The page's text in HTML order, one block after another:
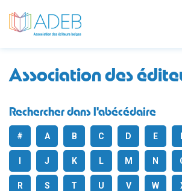
Association des
Rechercher dans l'abécédaire
# A B C D E
J K L M N
R S T U V W